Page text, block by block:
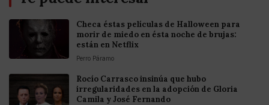
Checa éstas películas de Halloween para
morir de miedo en ésta noche de brujas:
están en Netflix
Perro Páramo
Rocío Carrasco insinúa que hubo
irregularidades en la adopción de Gloria
Camila y José Fernando